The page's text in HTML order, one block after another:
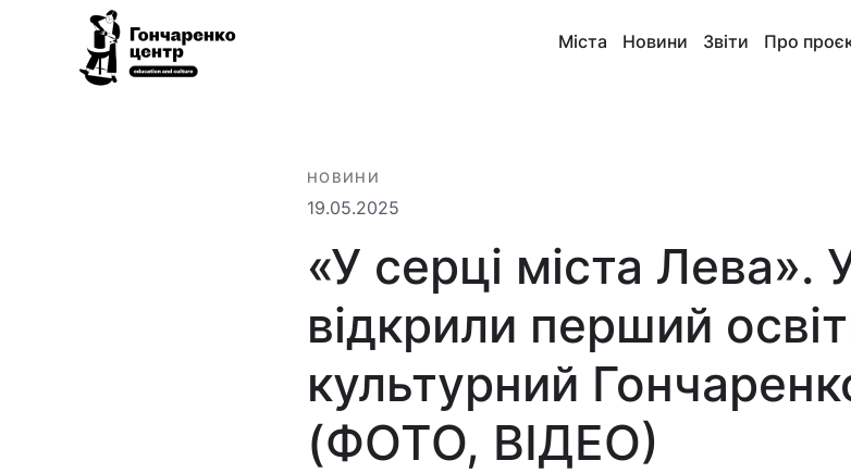
Гончаренко
Міста Новини Звіти Про
НОВИНИ
19.05.2025
«У серці міста Лева».
відкрили перший
культурний
(ФОТО, ВІДЕО)